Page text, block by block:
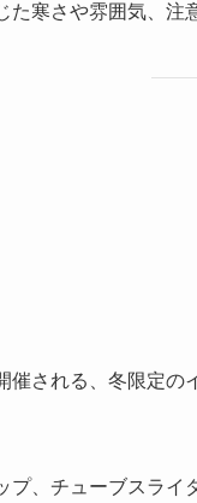
寒さや雰囲気、注
される、冬限定の
、チューブスライ